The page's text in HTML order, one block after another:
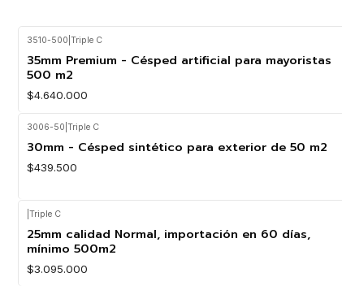
3510-500 Triple C
35mm Premium - Césped artificial para mayoristas
500 m2
$4.640.000
3006-50 Triple C
30mm - Césped sintético para exterior de 50 m2
$439.500
Triple C
25mm calidad Normal, importación en 60 días,
mínimo 500m2
$3.095.000